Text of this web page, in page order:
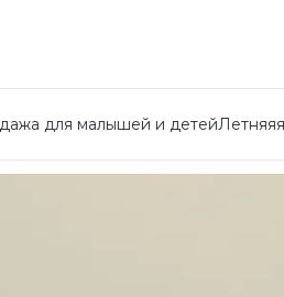
для малышей и детей